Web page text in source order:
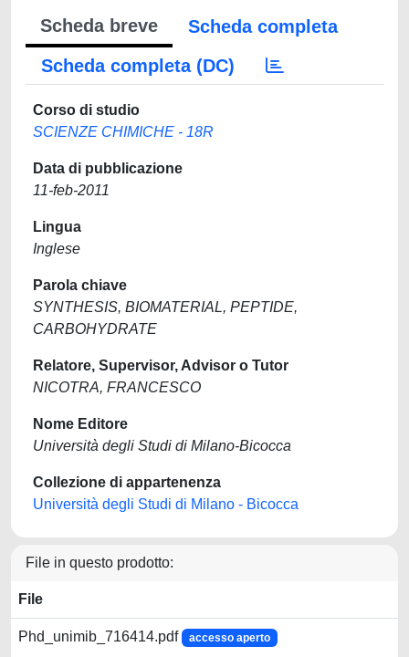
Scheda breve
Scheda completa
Scheda completa (DC)
Corso di studio
SCIENZE CHIMICHE - 18R
Data di pubblicazione
11-feb-2011
Lingua
Inglese
Parola chiave
SYNTHESIS, BIOMATERIAL, PEPTIDE,
CARBOHYDRATE
Relatore, Supervisor, Advisor o Tutor
NICOTRA, FRANCESCO
Nome Editore
Università degli Studi di Milano-Bicocca
Collezione di appartenenza
Università degli Studi di Milano - Bicocca
File in questo prodotto:
File
Phd_unimib_716414.pdf accesso aperto